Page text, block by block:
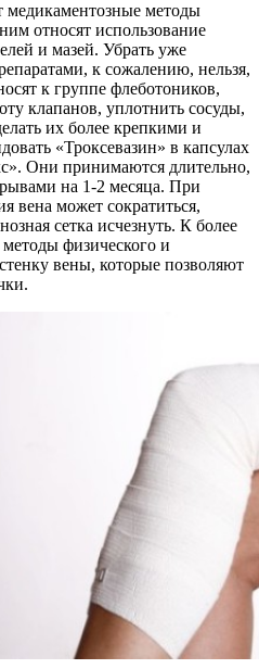
методы
относят использование
и мазей. Убрать уже
к сожалению, нельзя,
к группе флеботоников,
клапанов, уплотнить сосуды,
их более крепкими и
«Троксевазин» в капсулах
Они принимаются длительно,
на 1-2 месяца. При
вена может сократиться,
сетка исчезнуть. К более
физического и
вены, которые позволяют